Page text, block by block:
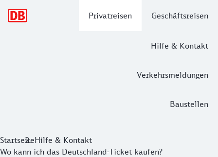
Privatreisen Geschäftsreisen
Hilfe & Kontakt
Verkehrsmeldungen
Baustellen
StartseiteHilfe & Kontakt
Wo kann ich das Deutschland-Ticket kaufen?